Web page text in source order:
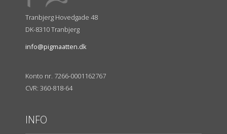
Tranbjerg Hovedgade 48
DK-8310 Tranbjerg
info@pigmaatten.dk
Konto nr. 7266-0001162767
CVR: 360-818-64
INFO